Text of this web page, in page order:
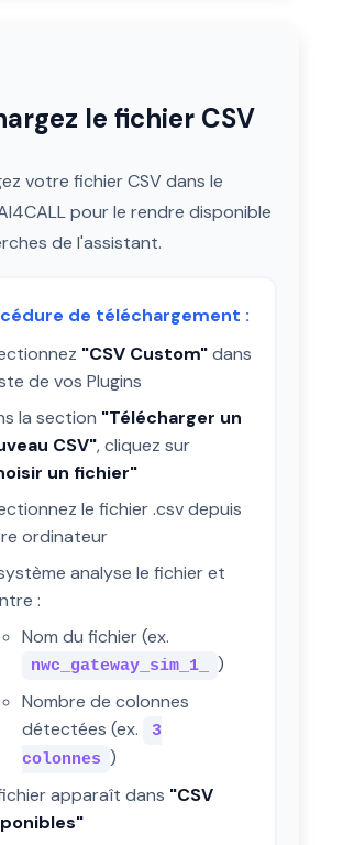
le fichier CSV
votre fichier CSV dans le
pour le rendre disponible
de l'assistant.
de téléchargement :
"CSV Custom"dans
de vos Plugins
la section "Télécharger un
CSV", cliquez sur
un fichier"
le fichier .csv depuis
ordinateur
analyse le fichier et
:
Nom du fichier (ex.
nwc_gateway_sim_1_
)
Nombre de colonnes
détectées (ex.
3
colonnes )
apparaît dans "CSV